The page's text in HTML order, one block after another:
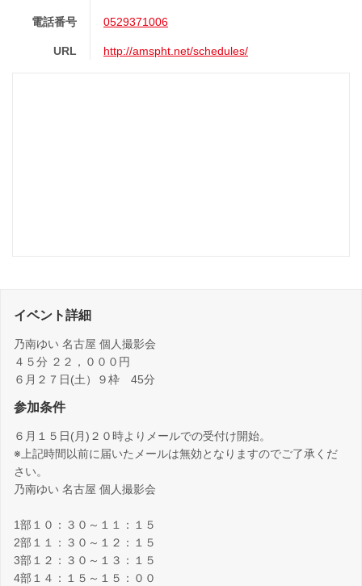
電話番号 0529371006
URL http://amspht.net/schedules/
イベント詳細
乃南ゆい 名古屋 個人撮影会
４５分 ２２，０００円
６月２７日(土）９枠 45分
参加条件
６月１５日(月)２０時よりメールでの受付け開始。
※上記時間以前に届いたメールは無効となりますのでご了承くだ
さい。
乃南ゆい 名古屋 個人撮影会
1部１０：３０～１１：１５
2部１１：３０～１２：１５
3部１２：３０～１３：１５
4部１４：１５～１５：００